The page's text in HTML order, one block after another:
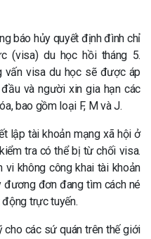
báo hủy quyết định đình chỉ
(visa) du học hồi tháng 5.
vấn visa du học sẽ được áp
và người xin gia hạn các
bao gồm loại F, M và J.
lập tài khoản mạng xã hội ở
tra có thể bị từ chối visa.
vi không công khai tài khoản
đương đơn đang tìm cách né
trực tuyến.
các sứ quán trên thế giới